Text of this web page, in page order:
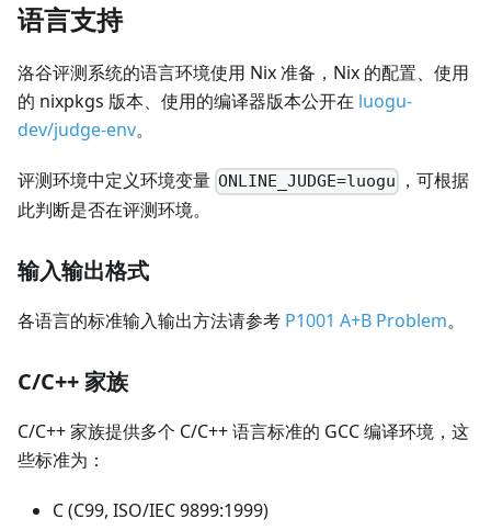
语言支持
洛谷评测系统的语言环境使用 Nix 准备，Nix 的配置、使用
的 nixpkgs 版本、使用的编译器版本公开在 luogu-
dev/judge-env。
评测环境中定义环境变量 ONLINE_JUDGE=luogu
，可根据
此判断是否在评测环境。
输入输出格式
各语言的标准输入输出方法请参考 P1001 A+B Problem。
C/C++ 家族
C/C++ 家族提供多个 C/C++ 语言标准的 GCC 编译环境，这
些标准为：
C (C99, ISO/IEC 9899:1999)